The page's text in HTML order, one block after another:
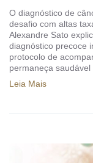
O diagnóstico de
desafio com altas
Alexandre Sato
diagnóstico precoce
protocolo de
permaneça
Leia Mais